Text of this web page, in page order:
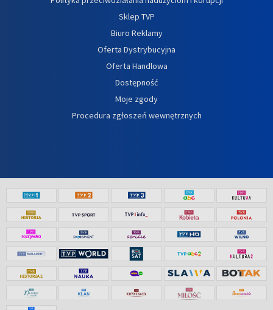
Sklep TVP
Biuro Reklamy
Oferta Dystrybucyjna
Oferta Handlowa
Dostępność
Moje zgody
Procedura zgłoszeń wewnętrznych